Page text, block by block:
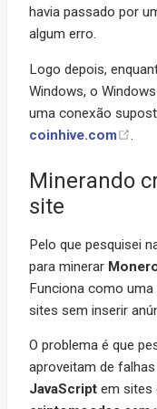
havia passado por
algum erro.
Logo depois,
Windows, o
uma conexão
coinhive.com
.
Minerando
site
Pelo que pesquisei
para minerar
Funciona como uma
sites sem inserir
O problema é que
aproveitam de
JavaScript em sites